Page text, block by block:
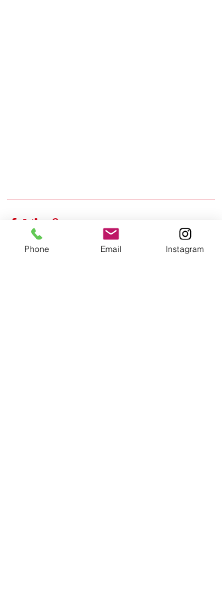
Phone Email Instagram